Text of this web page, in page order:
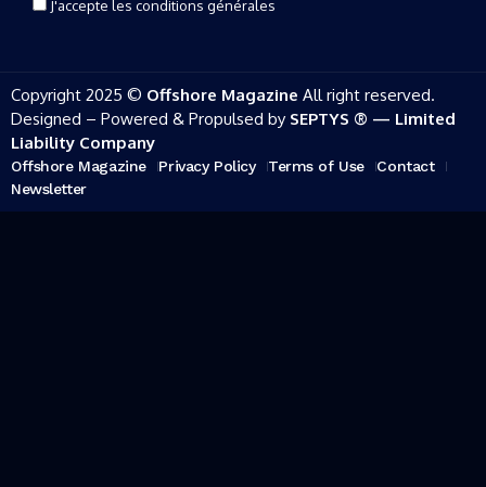
J'accepte les conditions générales
Copyright 2025 © Offshore Magazine All right reserved.
Designed – Powered & Propulsed by SEPTYS ® — Limited
Liability Company
Offshore Magazine Privacy Policy Terms of Use
Contact
Newsletter